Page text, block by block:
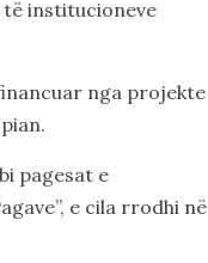
institucioneve
nga projekte
pagesat e
e cila rrodhi në